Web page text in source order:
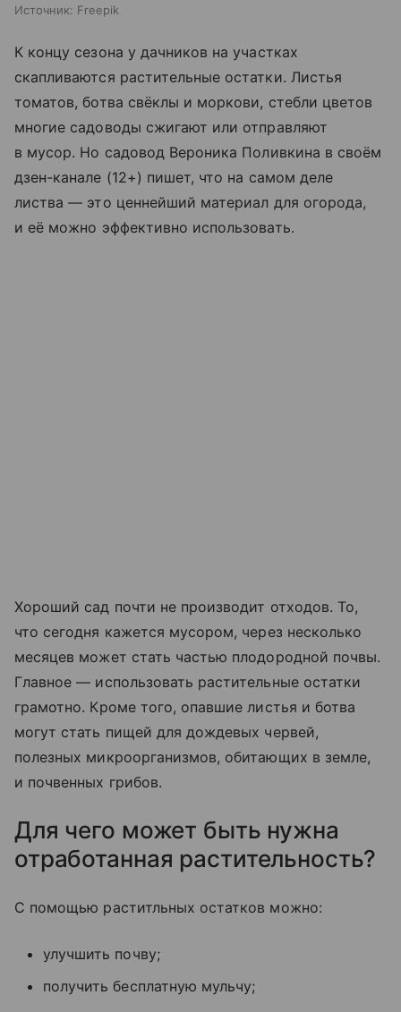
Источник: Freepik
К концу сезона у дачников на участках
скапливаются растительные остатки. Листья
томатов, ботва свёклы и моркови, стебли цветов
многие садоводы сжигают или отправляют
в мусор. Но садовод Вероника Поливкина в своём
дзен-канале (12+) пишет, что на самом деле
листва — это ценнейший материал для огорода,
и её можно эффективно использовать.
Хороший сад почти не производит отходов. То,
что сегодня кажется мусором, через несколько
месяцев может стать частью плодородной почвы.
Главное — использовать растительные остатки
грамотно. Кроме того, опавшие листья и ботва
могут стать пищей для дождевых червей,
полезных микроорганизмов, обитающих в земле,
и почвенных грибов.
Для чего может быть нужна
отработанная растительность?
С помощью раститльных остатков можно:
улучшить почву;
получить бесплатную мульчу;